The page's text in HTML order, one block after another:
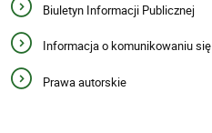
Biuletyn Informacji Publicznej
Informacja o komunikowaniu się
Prawa autorskie